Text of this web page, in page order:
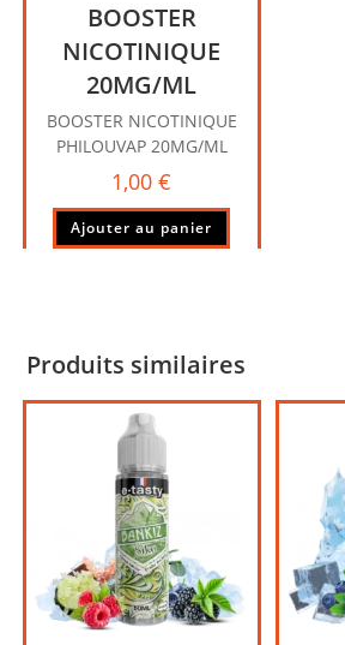
BOOSTER
NICOTINIQUE
20MG/ML
BOOSTER NICOTINIQUE
PHILOUVAP 20MG/ML
1,00€
Ajouter au panier
Produits similaires